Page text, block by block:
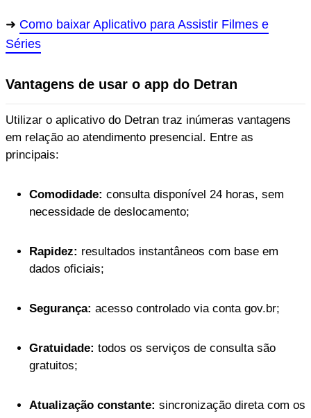
Como baixar Aplicativo para Assistir Filmes e
Séries
Vantagens de usar o app do Detran
Utilizar o aplicativo do Detran traz inúmeras vantagens
em relação ao atendimento presencial. Entre as
principais:
Comodidade: consulta disponível 24 horas, sem
necessidade de deslocamento;
Rapidez: resultados instantâneos com base em
dados oficiais;
Segurança: acesso controlado via conta gov.br;
Gratuidade: todos os serviços de consulta são
gratuitos;
Atualização constante: sincronização direta com os